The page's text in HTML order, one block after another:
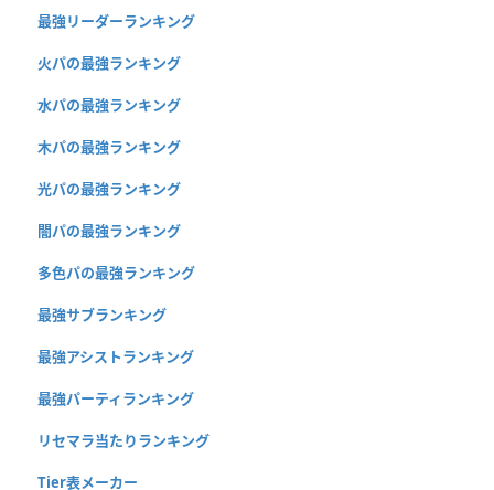
最強リーダーランキング
火パの最強ランキング
水パの最強ランキング
木パの最強ランキング
光パの最強ランキング
闇パの最強ランキング
多色パの最強ランキング
最強サブランキング
最強アシストランキング
最強パーティランキング
リセマラ当たりランキング
Tier表メーカー